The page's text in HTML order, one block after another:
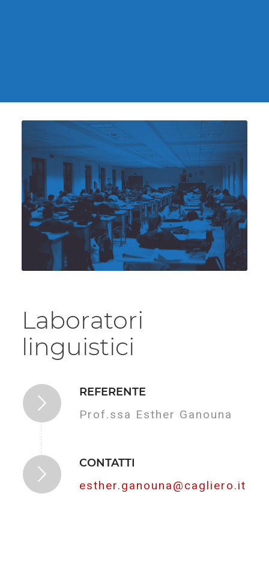
Laboratori
linguistici
REFERENTE
Prof.ssa Esther Ganouna
CONTATTI
esther.ganouna@cagliero.it